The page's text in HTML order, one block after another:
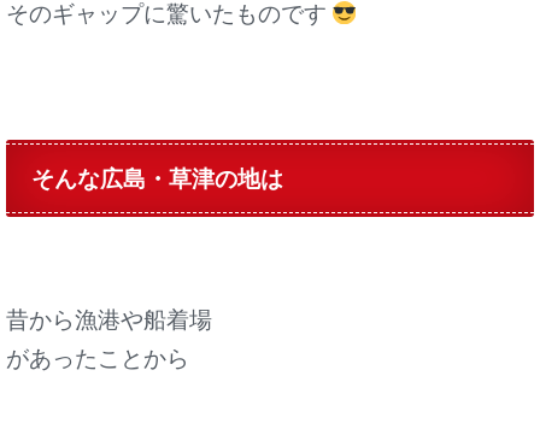
そのギャップに驚いたものです
そんな広島・草津の地は
昔から漁港や船着場
があったことから